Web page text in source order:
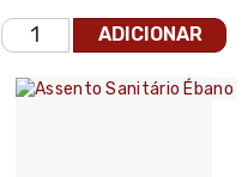
ADICIONAR